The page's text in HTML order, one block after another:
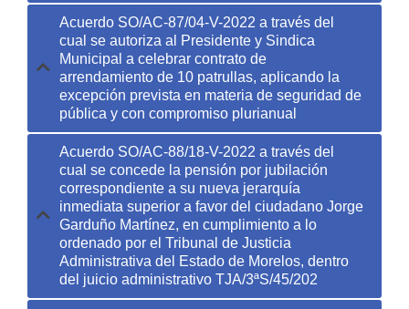
Acuerdo SO/AC-87/04-V-2022 a través del
cual se autoriza al Presidente y Sindica
Municipal a celebrar contrato de
arrendamiento de 10 patrullas, aplicando la
excepción prevista en materia de seguridad de
pública y con compromiso plurianual
Acuerdo SO/AC-88/18-V-2022 a través del
cual se concede la pensión por jubilación
correspondiente a su nueva jerarquía
inmediata superior a favor del ciudadano Jorge
Garduño Martínez, en cumplimiento a lo
ordenado por el Tribunal de Justicia
Administrativa del Estado de Morelos, dentro
del juicio administrativo TJA/3ªS/45/202